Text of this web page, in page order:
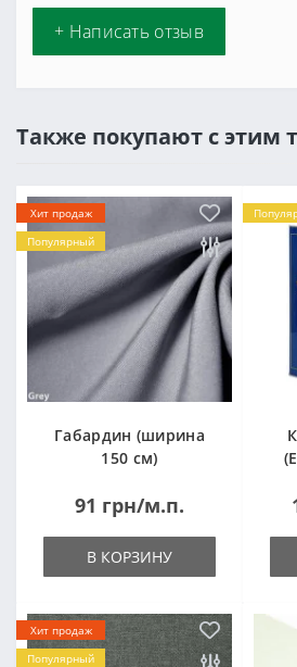
+ Написать отзыв
Также покупают с этим
Хит продаж
Популярный
Габардин (ширина
150 см)
91 грн/м.п.
В КОРЗИНУ
Хит продаж
Популярный